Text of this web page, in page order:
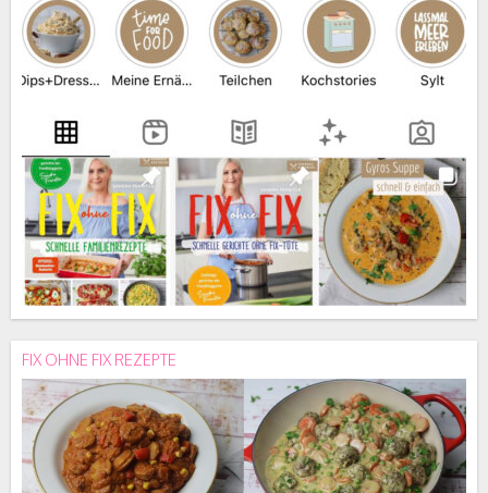
FIX OHNE FIX REZEPTE